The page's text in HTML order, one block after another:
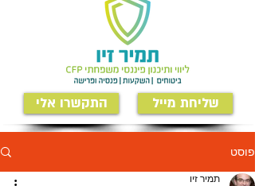
התקשרו אלי שליחת מייל
פוסט
תמיר זיו